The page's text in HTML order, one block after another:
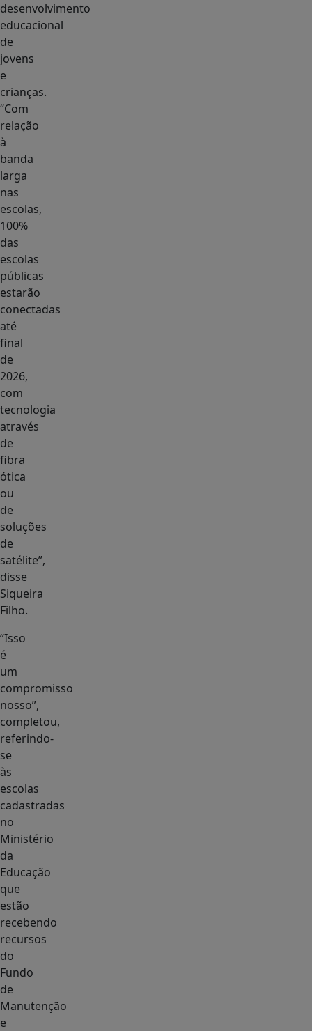
desenvolvimento
educacional
de
jovens
e
crianças.
“Com
relação
à
banda
larga
nas
escolas,
100%
das
escolas
públicas
estarão
conectadas
até
final
de
2026,
com
tecnologia
através
de
fibra
ótica
ou
de
soluções
de
satélite”,
disse
Siqueira
Filho.
“Isso
é
um
compromisso
nosso”,
completou,
referindo-
se
às
escolas
cadastradas
no
Ministério
da
Educação
que
estão
recebendo
recursos
do
Fundo
de
Manutenção
e